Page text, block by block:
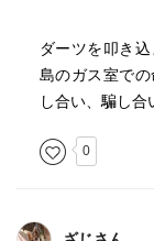
ダーツを叩き
島のガス室で
し合い、騙し合
0